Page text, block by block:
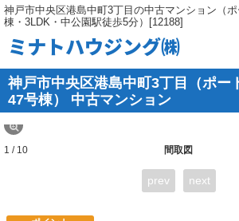
神戸市中央区港島中町3丁目の中古マンション（
棟・3LDK・中公園駅徒歩5分）[12188]
ミナトハウジング㈱
神戸市中央区港島中町3丁目（ポー
47号棟） 中古マンション
間取図
1 / 10
prev next